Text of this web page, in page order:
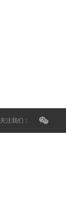
关注我们：